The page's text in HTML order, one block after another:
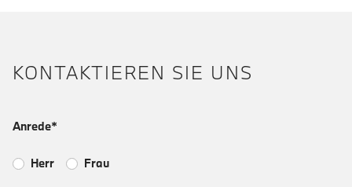
KONTAKTIEREN SIE UNS
Anrede*
Herr Frau